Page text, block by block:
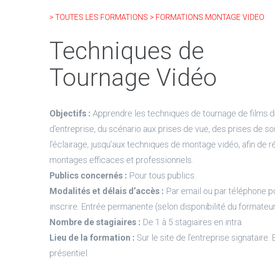
> TOUTES LES FORMATIONS > FORMATIONS MONTAGE VIDEO
Techniques de
Tournage Vidéo
Objectifs : Apprendre les techniques de tournage de films
d’entreprise, du scénario aux prises de vue, des prises de
l’éclairage, jusqu’aux techniques de montage vidéo, afin de
montages efficaces et professionnels.
Publics concernés : Pour tous publics.
Modalités et délais d’accès : Par email ou par téléphone
inscrire. Entrée permanente (selon disponibilité du
Nombre de stagiaires : De 1 à 5 stagiaires en intra.
Lieu de la formation : Sur le site de l’entreprise signataire.
présentiel.